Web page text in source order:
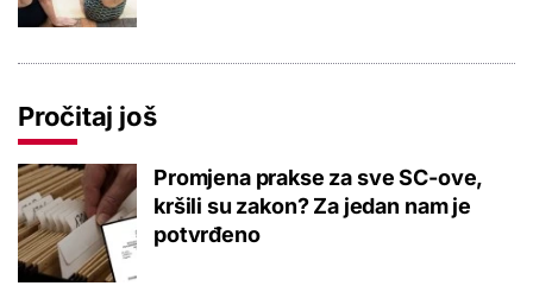
Pročitaj još
Promjena prakse za sve SC-ove,
kršili su zakon? Za jedan nam je
potvrđeno